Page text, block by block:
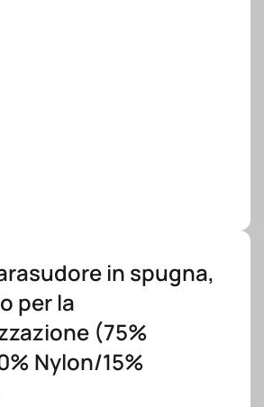
in spugna,
per la
(75%
Nylon/15%